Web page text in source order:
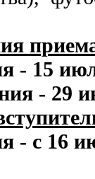
- 15
- 29
- с 16